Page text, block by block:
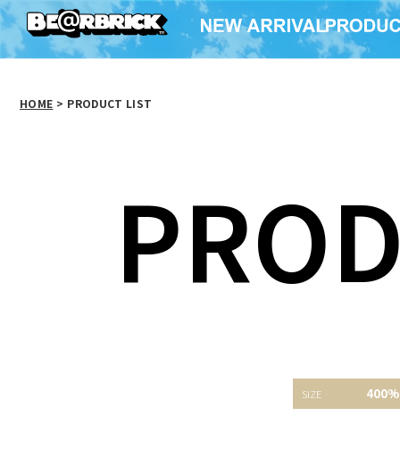
HOME > PRODUCT LIST
400%
BE@RBRICK SOLDIER
APE 400％